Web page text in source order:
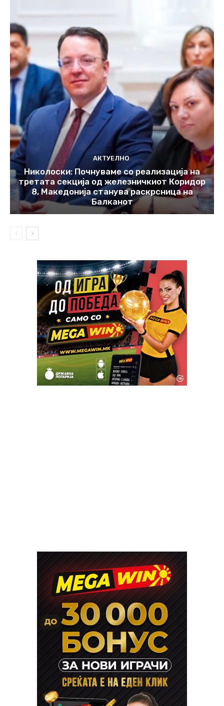
АКТУЕЛНО
Николоски: Почнуваме со реализација на
третата секција од железничкиот Коридор
8, Македонија станува раскрсница на
Балканот